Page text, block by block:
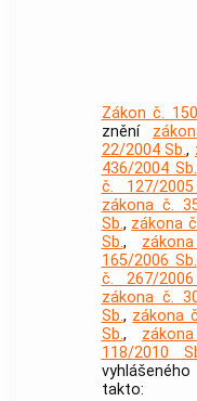
Zákon č.
znění
22/2004 Sb.,
436/2004 Sb.
č. 127/
zákona č.
Sb., zákona
Sb.,
165/2006 Sb.
č. 267/
zákona č.
Sb., zákona
Sb.,
118/2010
takto: